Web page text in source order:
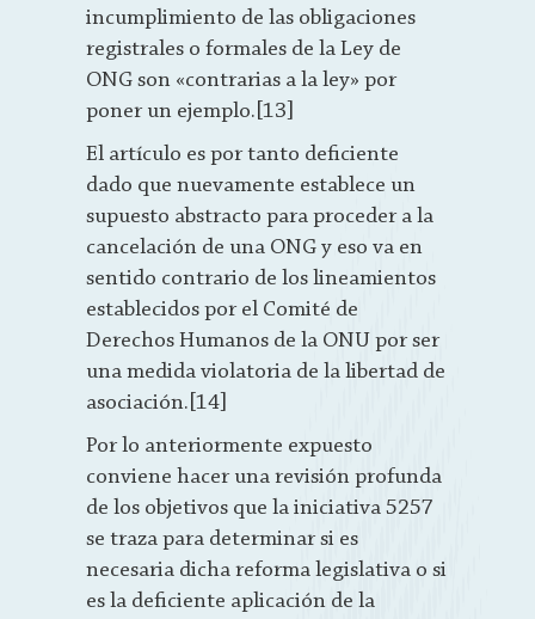
incumplimiento de las obligaciones
registrales o formales de la Ley de
ONG son «contrarias a la ley» por
poner un ejemplo.[13]
El artículo es por tanto deficiente
dado que nuevamente establece un
supuesto abstracto para proceder a la
cancelación de una ONG y eso va en
sentido contrario de los lineamientos
establecidos por el Comité de
Derechos Humanos de la ONU por ser
una medida violatoria de la libertad de
asociación.[14]
Por lo anteriormente expuesto
conviene hacer una revisión profunda
de los objetivos que la iniciativa 5257
se traza para determinar si es
necesaria dicha reforma legislativa o si
es la deficiente aplicación de la